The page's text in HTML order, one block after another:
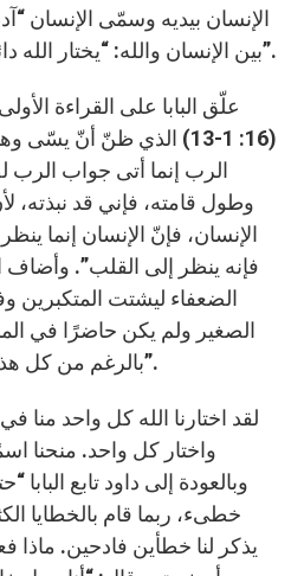
الإنسان بيديه وسمّى الإنسان
بين الإنسان والله: “يختار الله دائمًا الصغير من بين شعبه”.
علّق البابا على القراءة
(16: 1-13) الذي ظنّ أنّ
الرب إنما أتى جواب الرب
وطول قامته، فإني قد نبذته،
الإنسان، فإنّ الإنسان إنما
فإنه ينظر إلى القلب”. وأضاف
الضعفاء ليشتت المتكبرين
الصغير ولم يكن حاضرًا في
بالرغم من كل هذا، داود هو من سمّاه الله”.
واختار كل واحد. منحنا
وبالعودة إلى داود تابع
خطىء، ربما قام بالخطايا
يذكر لنا خطأين فادحين. ماذا